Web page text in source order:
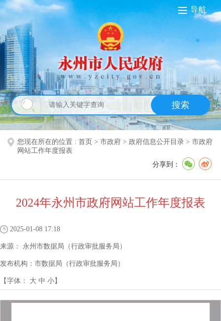
导航
搜索
您现在所在的位置 : 首页 > 市政府 > 政府信息公开目录 > 市政府
网站工作年度报表
分享到：
2024年永州市政府网站工作年度报表
2025-01-08 17:18
来源： 永州市数据局（行政审批服务局）
发布机构： 市数据局（行政审批服务局）
【字体： 大 中 小】